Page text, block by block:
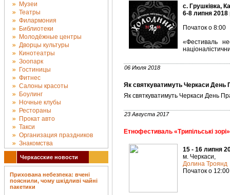
Музеи
Театры
Филармония
Библиотеки
Молодёжные центры
Дворцы культуры
Кинотеатры
Зоопарк
Гостиницы
Фитнес
Салоны красоты
Боулинг
Ночные клубы
Рестораны
Прокат авто
Такси
Организация праздников
Знакомства
Черкасские новости
Прихована небезпека: вчені
пояснили, чому шкідливі чайні
пакетики
с. Грушківка,
6-8 липня 2018
Початок о 8:00
«Фестиваль
06 Июля 2018
Як святкуватимуть Черкаси День
Як святкуватимуть Черкаси День
23 Августа 2017
Етнофестиваль «Трипільські зорі»
15 - 16 липня
м. Черкаси,
Долина Троянд
Початок о 12:00